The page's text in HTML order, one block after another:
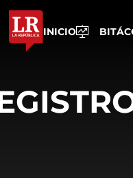
INICIO